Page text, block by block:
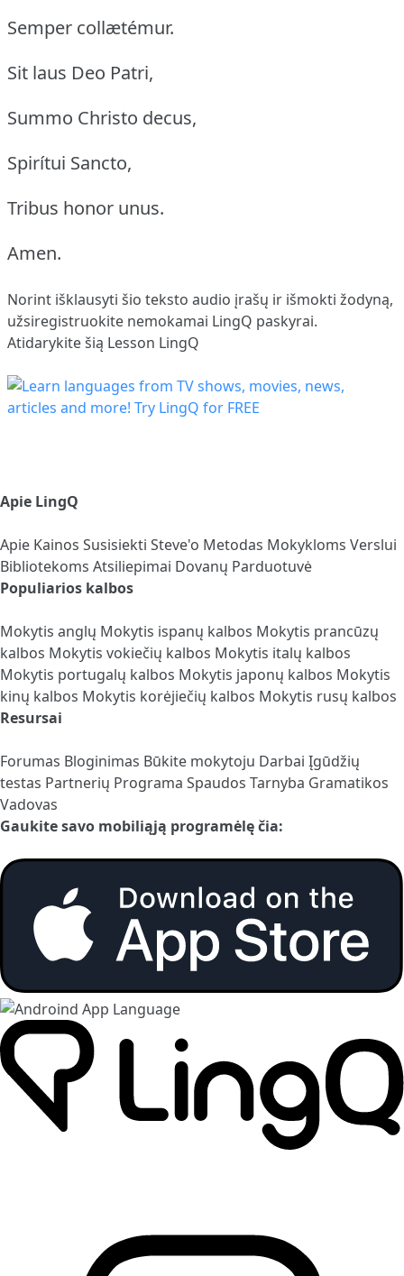
Semper collætémur.
Sit laus Deo Patri,
Summo Christo decus,
Spirítui Sancto,
Tribus honor unus.
Amen.
Norint išklausyti šio teksto audio įrašų ir išmokti žodyną,
užsiregistruokite nemokamai LingQ paskyrai.
Atidarykite šią Lesson LingQ
Apie LingQ
Apie Kainos Susisiekti Steve'o Metodas Mokykloms Verslui
Bibliotekoms Atsiliepimai Dovanų Parduotuvė
Populiarios kalbos
Mokytis anglų Mokytis ispanų kalbos Mokytis prancūzų
kalbos Mokytis vokiečių kalbos Mokytis italų kalbos
Mokytis portugalų kalbos Mokytis japonų kalbos Mokytis
kinų kalbos Mokytis korėjiečių kalbos Mokytis rusų kalbos
Resursai
Forumas Bloginimas Būkite mokytoju Darbai Įgūdžių
testas Partnerių Programa Spaudos Tarnyba Gramatikos
Vadovas
Gaukite savo mobiliąją programėlę čia: